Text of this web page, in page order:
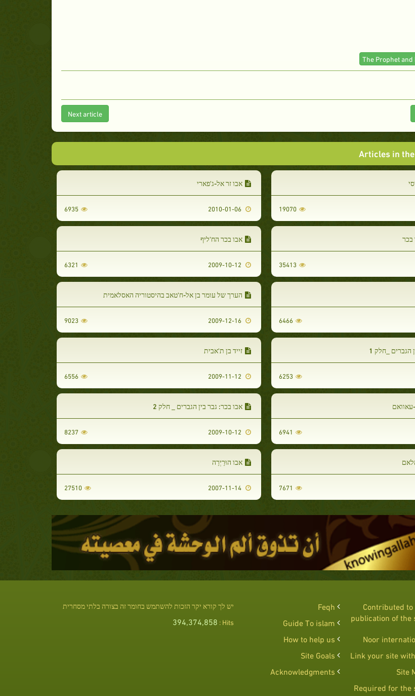
Next article
Articles in
19070
אבו זר אל-ג'פארי
2010-01-06
6935
35413
אבו בכר הח'ליף
6321
6466
הערך של עומר בן אל-ח'טאב בהיסטוריה האסלאמית
2009-12-16
9023
הגברים _חלק 1
6253
זייד בן ת'אבית
6556
עאוואם
6941
אבו בכר: גבר בין הגברים _ חלק 2
8237
7671
אבו הוּרַיְרַה
2007-11-14
27510
Contributed
publication of the
Feqh
Guide To islam
Noor
How to help us
Link your site
Site Goals
Site
Acknowledgments
Required for the
יש לך קורא יקר הזכות להשתמש בחומר זה בצורה בלתי מסחרית
Hits :
394,374,858